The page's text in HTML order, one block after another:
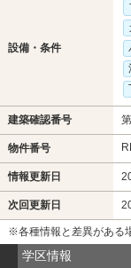
設備・条件
建築確認番号
物件番号
情報更新日
次回更新日
※各種情報と差異がある
学区情報